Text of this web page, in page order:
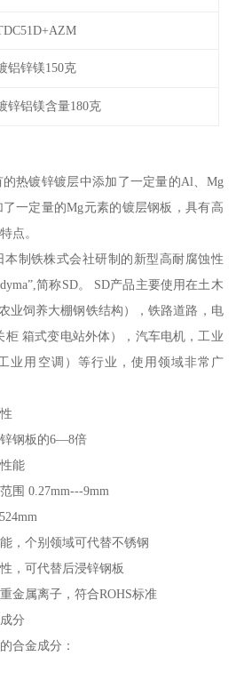
铝锌镁150克
锌铝镁含量180克
热镀锌镀层中添加了一定量的Al、Mg
一定量的Mg元素的镀层钢板，具有高
点。
制铁株式会社研制的新型高耐腐蚀性
简称SD。 SD产品主要使用在土木
业饲养大棚钢铁结构），铁路道路，电
柜 箱式变电站外体），汽车电机，工业
业用空调）等行业，使用领域非常广
钢板的6—8倍
能
围 0.27mm---9mm
，个别领域可代替不锈钢
，可代替后浸锌钢板
金属离子，符合ROHS标准
分
合金成分：